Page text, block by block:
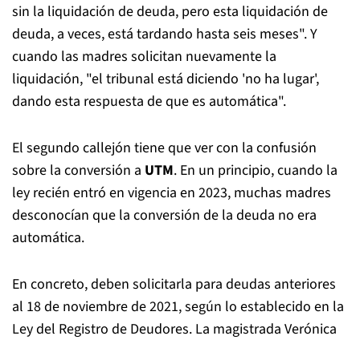
sin la liquidación de deuda, pero esta liquidación de
deuda, a veces, está tardando hasta seis meses". Y
cuando las madres solicitan nuevamente la
liquidación, "el tribunal está diciendo 'no ha lugar',
dando esta respuesta de que es automática".
El segundo callejón tiene que ver con la confusión
sobre la conversión a UTM. En un principio, cuando la
ley recién entró en vigencia en 2023, muchas madres
desconocían que la conversión de la deuda no era
automática.
En concreto, deben solicitarla para deudas anteriores
al 18 de noviembre de 2021, según lo establecido en la
Ley del Registro de Deudores. La magistrada Verónica